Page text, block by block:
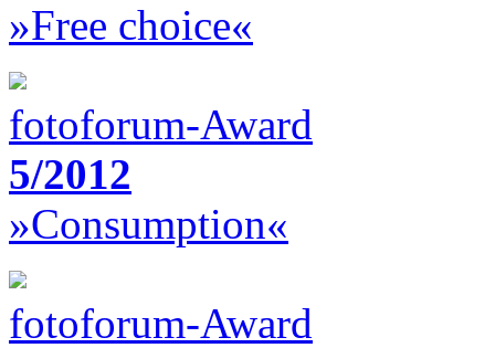
»Free choice«
fotoforum-Award
5/2012
»Consumption«
fotoforum-Award